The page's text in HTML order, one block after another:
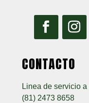
CONTACTO
Linea de servicio a
(81) 2473 8658